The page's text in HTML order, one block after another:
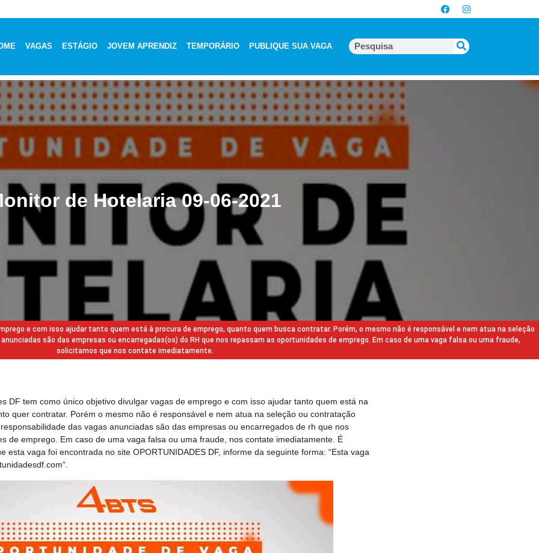
VAGAS ESTÁGIO JOVEM APRENDIZ TEMPORÁRIO PUBLIQUE SUA VAGA
de Hotelaria 09-06-2021
e com isso ajudar tanto quem está à procura de emprego, quanto quem busca contratar. Porém, o mesmo não é responsável e nem atua na seleção
são das empresas ou encarregadas(os) do RH que nos repassam as oportunidades de emprego. Em caso de uma vaga falsa ou uma fraude,
solicitamos que nos contate imediatamente.
DF tem como único objetivo divulgar vagas de emprego e com isso ajudar tanto quem está na
quer contratar. Porém o mesmo não é responsável e nem atua na seleção ou contratação
das vagas anunciadas são das empresas ou encarregados de rh que nos
de emprego. Em caso de uma vaga falsa ou uma fraude, nos contate imediatamente. É
esta vaga foi encontrada no site OPORTUNIDADES DF, informe da seguinte forma: “Esta vaga